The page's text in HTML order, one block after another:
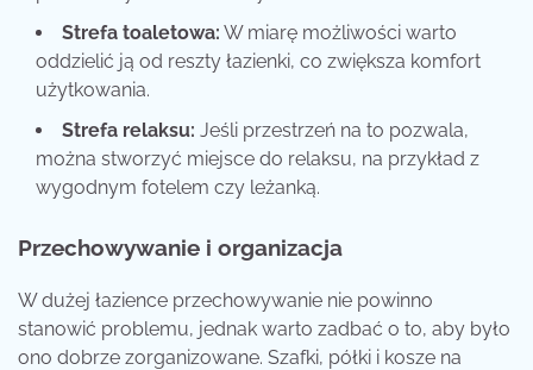
Strefa toaletowa: W miarę możliwości warto
oddzielić ją od reszty łazienki, co zwiększa komfort
użytkowania.
Strefa relaksu: Jeśli przestrzeń na to pozwala,
można stworzyć miejsce do relaksu, na przykład z
wygodnym fotelem czy leżanką.
Przechowywanie i organizacja
W dużej łazience przechowywanie nie powinno
stanowić problemu, jednak warto zadbać o to, aby było
ono dobrze zorganizowane. Szafki, półki i kosze na